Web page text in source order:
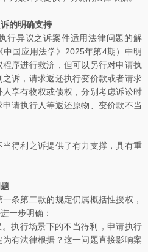
的明确支持
行异议之诉案件适用法律问题的解
国应用法学》2025年第4期）中明
序进行救济，但可以另行对申请执
诉，请求返还执行变价款或者请求
享有物权或债权，分别考虑诉讼时
请执行人等返还原物、变价款不当
得利之诉提供了有力支撑，具有重
条第二款的规定仍属概括性授权，
一步明确：
执行场景下的不当得利，申请执行
有法律根据？这一问题直接影响案